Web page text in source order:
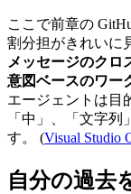
ここで前章の
割分担がきれいに
メッセージのクロ
意図ベースのワー
エージェントは目
「中」、「文字
す。 (Visual Studio
自分の過去